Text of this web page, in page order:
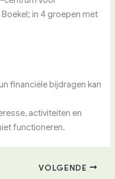
in 4 groepen met
financiële bijdragen kan
activiteiten en
functioneren.
VOLGENDE